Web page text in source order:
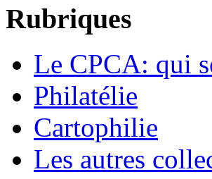
Rubriques
Le CPCA: qui
Philatélie
Cartophilie
Les autres